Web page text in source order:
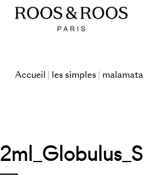
Accueil | les simples | malamata
2ml_Globulus_S